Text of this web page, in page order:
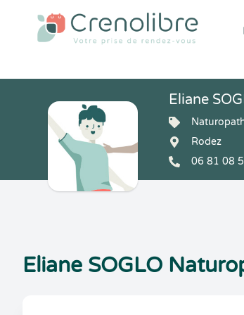
Eliane
Rodez
06 81 08
Eliane SOGLO